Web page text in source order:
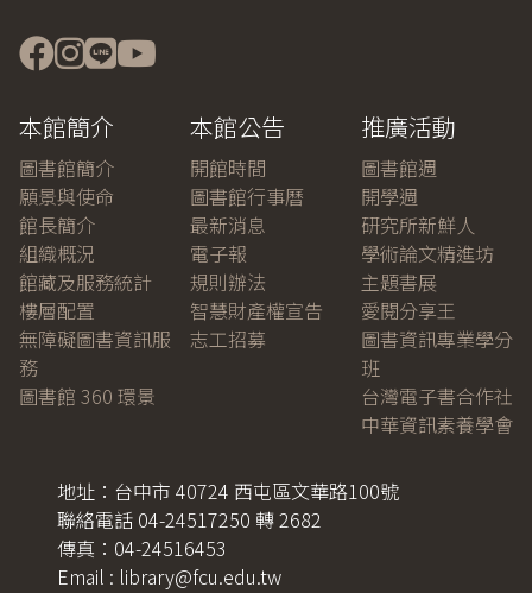
本館簡介
圖書館簡介
願景與使命
館長簡介
組織概況
館藏及服務統計
樓層配置
無障礙圖書資訊服
務
圖書館 360 環景
本館公告
開館時間
圖書館行事曆
最新消息
電子報
規則辦法
智慧財產權宣告
志工招募
推廣活動
圖書館週
開學週
研究所新鮮人
學術論文精進坊
主題書展
愛閱分享王
圖書資訊專業學分
班
台灣電子書合作社
中華資訊素養學會
地址：台中市 40724 西屯區文華路100號
聯絡電話 04-24517250 轉 2682
傳真：04-24516453
Email : library@fcu.edu.tw